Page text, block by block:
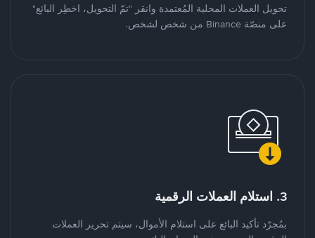
تحويل العملات المحلية المُعتمدة وانقر "تمّ التحويل، اخطِر البائع"
على منصّة Binance من شخص لشخص.
3. استلام العملات الرقمية
بمُجرّد تأكيد البائع على استلام الأموال، سيتم تحرير العملات